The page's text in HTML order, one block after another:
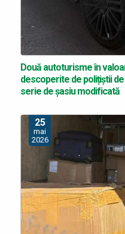
Două autoturisme în
descoperite de polițiștii
serie de șasiu modificată
25
mai
2026